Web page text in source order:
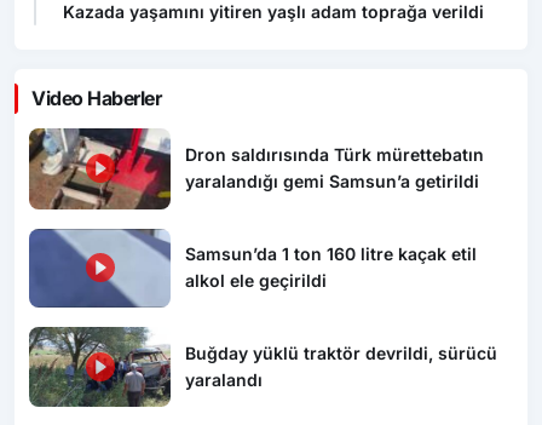
GÜNDEM
Haftalık Gündem
Operasyonu” tepkisi
mutluluğu
diğer projelerde